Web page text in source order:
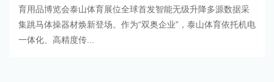
育用品博览会泰山体育展位全球首发智能无级升降多源数据采
集跳马体操器材焕新登场。作为“双奥企业”，泰山体育依托机电
一体化、高精度传...